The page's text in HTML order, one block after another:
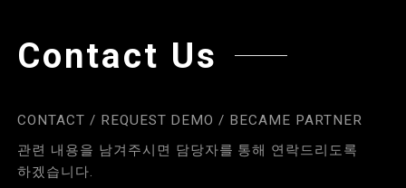
Contact Us
CONTACT / REQUEST DEMO / BECAME PARTNER
관련 내용을 남겨주시면 담당자를 통해 연락드리도록
하겠습니다.